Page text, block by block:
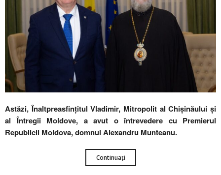
Astăzi, Înaltpreasfințitul Vladimir, Mitropolit al Chișinăului și
al Întregii Moldove, a avut o întrevedere cu Premierul
Republicii Moldova, domnul Alexandru Munteanu.
Continuați